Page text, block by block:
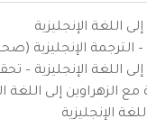
اللغة الإنجليزية
الترجمة الإنجليزية
إلى اللغة الإنجليزية
الزهراوين إلى اللغة
الإنجليزية